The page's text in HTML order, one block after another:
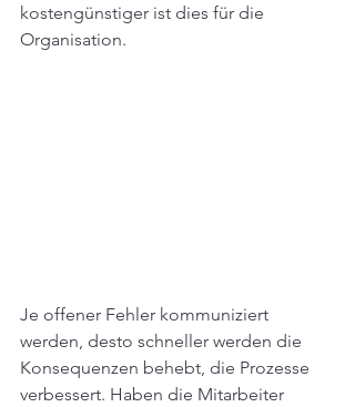
kostengünstiger ist dies für die
Organisation.
Je offener Fehler kommuniziert
werden, desto schneller werden die
Konsequenzen behebt, die Prozesse
verbessert. Haben die Mitarbeiter